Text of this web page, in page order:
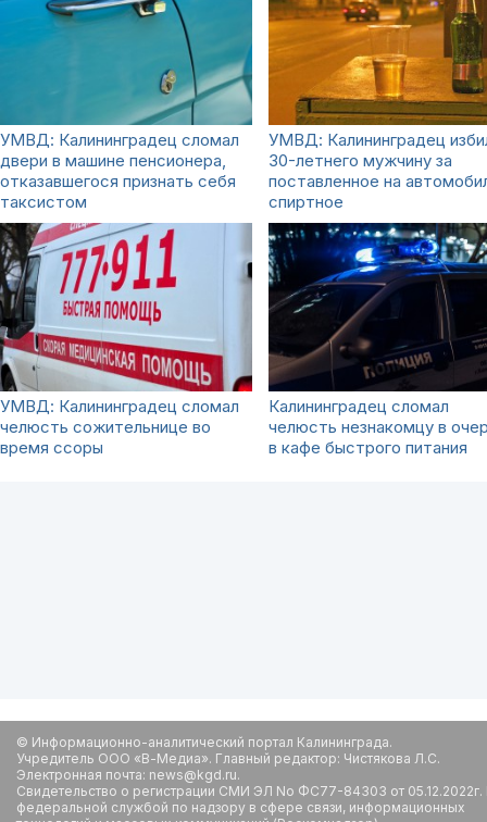
УМВД: Калининградец сломал
двери в машине пенсионера,
отказавшегося признать себя
таксистом
УМВД: Калининградец
30-летнего мужчину за
поставленное на
спиртное
УМВД: Калининградец сломал
челюсть сожительнице во
время ссоры
Калининградец сломал
челюсть незнакомцу в
в кафе быстрого питания
© Информационно-аналитический портал Калининграда.
Учредитель ООО «В-Медиа». Главный редактор: Чистякова Л.С.
Электронная почта: news@kgd.ru.
Свидетельство о регистрации СМИ ЭЛ No ФС77-84303 от
федеральной службой по надзору в сфере связи, информационных